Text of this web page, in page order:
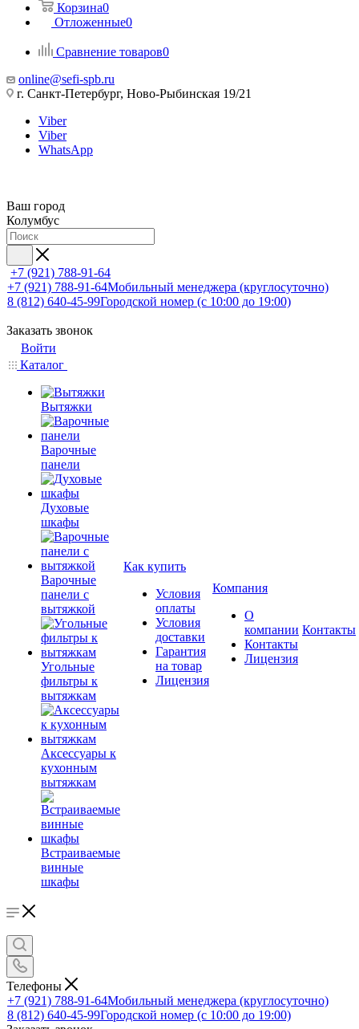
Корзина0
Отложенные0
Сравнение товаров0
online@sefi-spb.ru
г. Санкт-Петербург, Ново-Рыбинская 19/21
Viber
Viber
WhatsApp
Ваш город
Колумбус
+7 (921) 788-91-64
+7 (921) 788-91-64Мобильный менеджера (круглосуточно)
8 (812) 640-45-99Городской номер (с 10:00 до 19:00)
Заказать звонок
Войти
Каталог
Вытяжки
Варочные
панели
Духовые
шкафы
Варочные
панели с
вытяжкой
Угольные
фильтры к
вытяжкам
Аксессуары к
кухонным
вытяжкам
Встраиваемые
винные
шкафы
Как купить
Условия
оплаты
Условия
доставки
Гарантия
на товар
Лицензия
Компания
О
компании
Контакты
Лицензия
Контакты
Телефоны
+7 (921) 788-91-64Мобильный менеджера (круглосуточно)
8 (812) 640-45-99Городской номер (с 10:00 до 19:00)